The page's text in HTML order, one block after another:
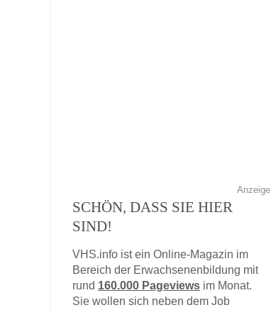
Anzeige
SCHÖN, DASS SIE HIER
SIND!
VHS.info ist ein Online-Magazin im
Bereich der Erwachsenenbildung mit
rund 160.000 Pageviews im Monat.
Sie wollen sich neben dem Job